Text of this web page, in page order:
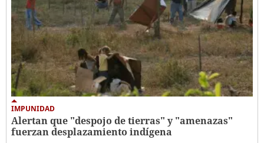
IMPUNIDAD
Alertan que "despojo de tierras" y "amenazas"
fuerzan desplazamiento indígena